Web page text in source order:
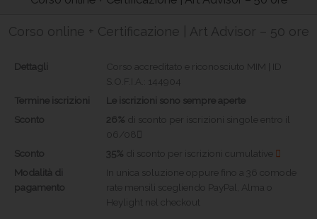
Corso online + Certificazione | Art Advisor – 50 ore
Dettagli
Corso accreditato e riconosciuto MIM | ID
S.O.F.I.A.: 144904
Termine iscrizioni
Le iscrizioni sono sempre aperte
Sconto
26% di sconto per iscrizioni singole entro il
06/08
Sconto
35% di sconto per iscrizioni cumulative
Modalità di
pagamento
In unica soluzione oppure fino a 36 comode
rate mensili scegliendo PayPal, Alma o
Heylight nel checkout